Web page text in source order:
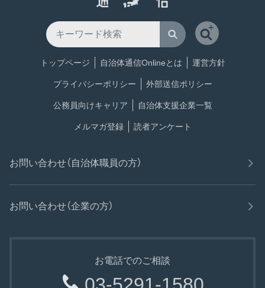
トップページ 自治体通信Onlineとは 運営方針
プライバシーポリシー 外部送信ポリシー
公務員向けキャリア 自治体支援企業一覧
メルマガ登録 読者アンケート
お問い合わせ（自治体職員の方）
お問い合わせ（企業の方）
お電話でのご相談